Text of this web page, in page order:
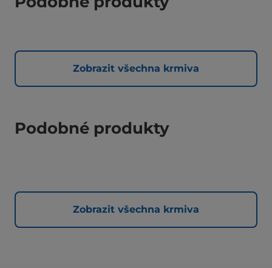
Zobrazit všechna krmiva
Podobné produkty
Zobrazit všechna krmiva